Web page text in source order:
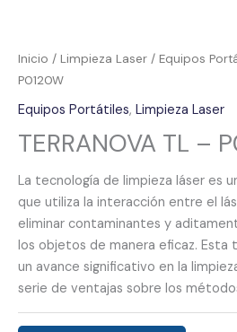
Inicio / Limpieza Laser / Equipos
P0120W
Equipos Portátiles, Limpieza Laser
TERRANOVA TL –
La tecnología de limpieza láser es
que utiliza la interacción entre el
eliminar contaminantes y
los objetos de manera eficaz. Esta
un avance significativo en la
serie de ventajas sobre los